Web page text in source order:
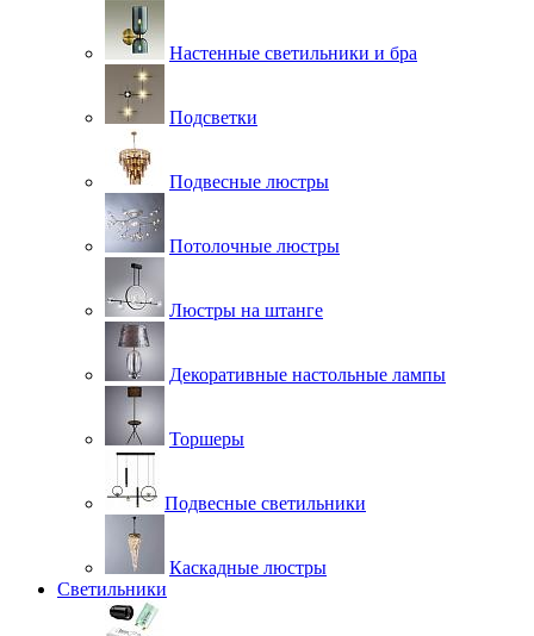
Настенные светильники и бра
Подсветки
Подвесные люстры
Потолочные люстры
Люстры на штанге
Декоративные настольные лампы
Торшеры
Подвесные светильники
Каскадные люстры
Светильники